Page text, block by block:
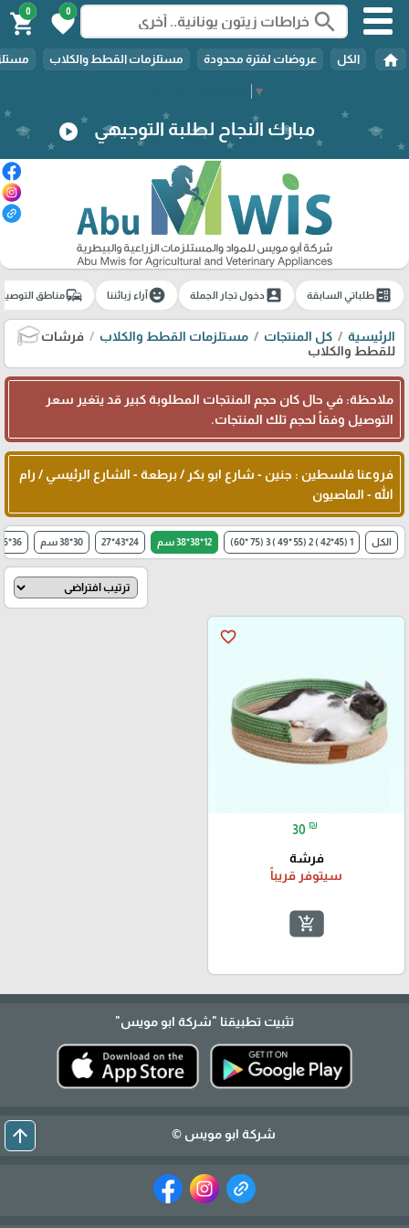
▼
search
0
favorite
0
shopping_cart
home الكل عروضات لفترة محدودة مستلزمات القطط والكلاب
مبارك النجاح لطلبة التوجيهي play_circle
ballotطلباتي السابقة account_boxدخول تجار الجملة emoji_emotionsآراء زبائننا commuteمناطق
الرئيسية كل المنتجات مستلزمات القطط والكلاب
فرشات
للقطط والكلاب
ملاحظة: في حال كان حجم المنتجات المطلوبة كبير قد يتغير سعر
التوصيل وفقاً لحجم تلك المنتجات.
فروعنا فلسطين : جنين - شارع ابو بكر / برطعة - الشارع الرئيسي / رام
الله - الماصيون
الكل 1 (45*42 ) 2 (55 *49 ) 3 (75 *60) 12*38*38 سم 24*43*27 30*38 سم 36*35
favorite_border
30 ₪
فرشة
سيتوفر قريباً
add_shopping_cart
تثبيت تطبيقنا "شركة ابو مويس"
شركة ابو مويس © arrow_upward